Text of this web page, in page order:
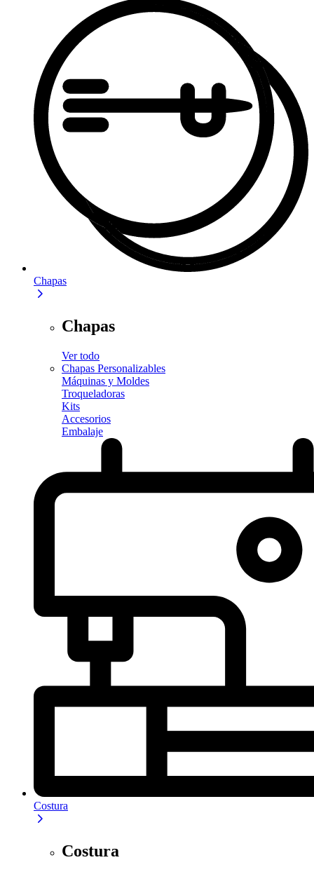
Chapas
Chapas
Ver todo
Chapas Personalizables
Máquinas y Moldes
Troqueladoras
Kits
Accesorios
Embalaje
Costura
Costura